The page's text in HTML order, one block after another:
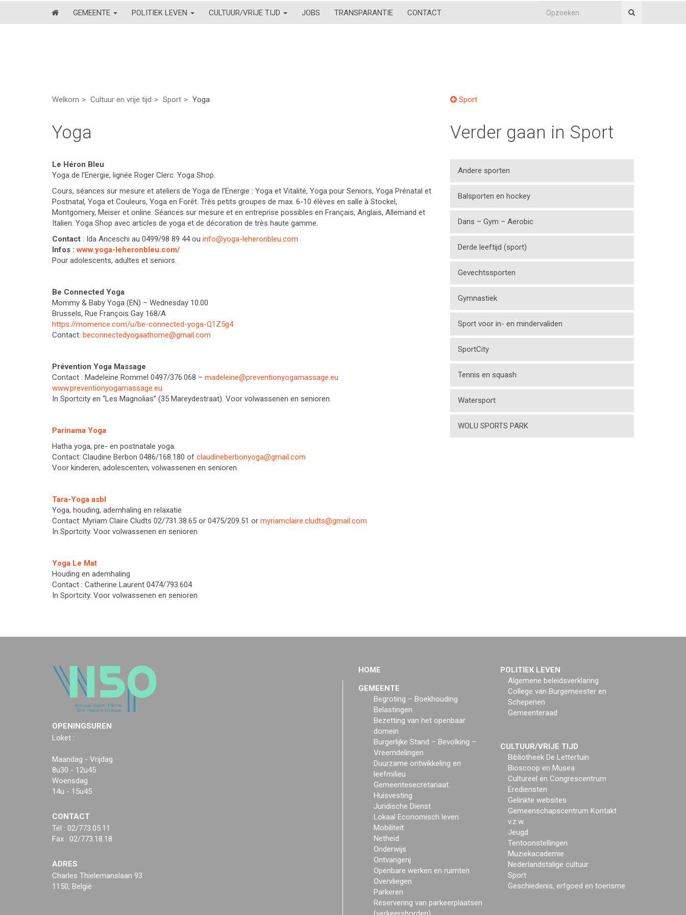
GEMEENTE POLITIEK LEVEN CULTUUR/VRIJE TIJD JOBS TRANSPARANTIE CONTACT
Welkom Cultuur en vrije tijd Sport Yoga Sport
Yoga
Le Héron Bleu
Yoga de l’Energie, lignée Roger Clerc. Yoga Shop.
Cours, séances sur mesure et ateliers de Yoga de l’Energie : Yoga et Vitalité, Yoga pour Seniors, Yoga Prénatal et
Postnatal, Yoga et Couleurs, Yoga en Forêt. Très petits groupes de max. 6-10 élèves en salle à Stockel,
Montgomery, Meiser et online. Séances sur mesure et en entreprise possibles en Français, Anglais, Allemand et
Italien. Yoga Shop avec articles de yoga et de décoration de très haute gamme.
Contact : Ida Anceschi au 0499/98 89 44 ou info@yoga-leheronbleu.com
Infos :www.yoga-leheronbleu.com/
Pour adolescents, adultes et seniors.
Be Connected Yoga
Mommy & Baby Yoga (EN) – Wednesday 10.00
Brussels, Rue François Gay 168/A
https://momence.com/u/be-connected-yoga-Q1Z5g4
Contact: beconnectedyogaathome@gmail.com
Prévention Yoga Massage
Contact : Madeleine Rommel 0497/376.068 – madeleine@preventionyogamassage.eu
www.preventionyogamassage.eu
In Sportcity en “Les Magnolias” (35 Mareydestraat). Voor volwassenen en senioren.
Parinama Yoga
Hatha yoga, pre- en postnatale yoga.
Contact: Claudine Berbon 0486/168.180 of claudineberbonyoga@gmail.com
Voor kinderen, adolescenten, volwassenen en senioren.
Tara-Yoga asbl
Yoga, houding, ademhaling en relaxatie
Contact: Myriam Claire Cludts 02/731.38.65 or 0475/209.51 or myriamclaire.cludts@gmail.com
In Sportcity. Voor volwassenen en senioren
Yoga Le Mat
Houding en ademhaling
Contact : Catherine Laurent 0474/793.604
In Sportcity. Voor volwassenen en senioren
Verder gaan in Sport
Andere sporten
Balsporten en hockey
Dans – Gym – Aerobic
Derde leeftijd (sport)
Gevechtssporten
Gymnastiek
Sport voor in- en mindervaliden
SportCity
Tennis en squash
Watersport
WOLU SPORTS PARK
OPENINGSUREN
Loket :
Maandag - Vrijdag
8u30 - 12u45
Woensdag
14u - 15u45
CONTACT
Tél : 02/773.05.11
Fax : 02/773.18.18
ADRES
Charles Thielemanslaan 93
1150, België
HOME
GEMEENTE
Begroting – Boekhouding
Belastingen
Bezetting van het openbaar
domein
Burgerlijke Stand – Bevolking –
Vreemdelingen
Duurzame ontwikkeling en
leefmilieu
Gemeentesecretariaat
Huisvesting
Juridische Dienst
Lokaal Economisch leven
Mobiliteit
Netheid
Onderwijs
Ontvangerij
Openbare werken en ruimten
Overvliegen
Parkeren
Reservering van parkeerplaatsen
POLITIEK LEVEN
Algemene beleidsverklaring
College van Burgemeester en
Schepenen
Gemeenteraad
CULTUUR/VRIJE TIJD
Bibliotheek De Lettertuin
Bioscoop en Musea
Cultureel en Congrescentrum
Erediensten
Gelinkte websites
Gemeenschapscentrum Kontakt
v.z.w.
Jeugd
Tentoonstellingen
Muziekacademie
Nederlandstalige cultuur
Sport
Geschiedenis, erfgoed en toerisme